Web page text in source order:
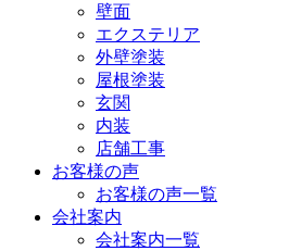
壁面
エクステリア
外壁塗装
屋根塗装
玄関
内装
店舗工事
お客様の声
お客様の声一覧
会社案内
会社案内一覧